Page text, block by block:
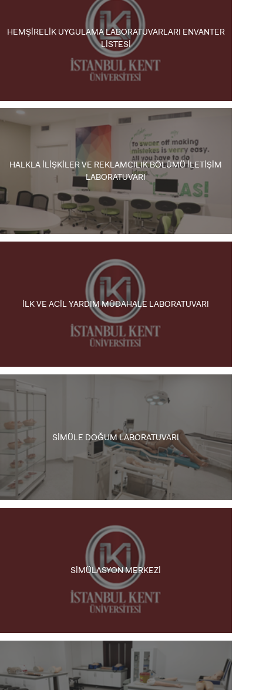
LİSANSÜSTÜ EĞİTİM ENSTİTÜSÜ
ADAYLARI
ÖNLİSANS ve
YATAY GEÇİŞ
HEMŞİRELİK UYGULAMA LABORATUVARLARI ENVANTER
LİSTESİ
HALKLA İLİŞKİLER VE REKLAMCILIK BÖLÜMÜ İLETİŞİM
LABORATUVARI
İLK VE ACİL YARDIM MÜDAHALE LABORATUVARI
SİMÜLE DOĞUM LABORATUVARI
SİMÜLASYON MERKEZİ